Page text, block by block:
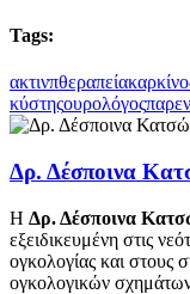
Tags:
ακτινπθεραπεία
κύστηςουρολόγος
Δρ. Δέσποινα
Η Δρ. Δέσποινα
εξειδικευμένη στις
ογκολογίας και στους
ογκολογικών